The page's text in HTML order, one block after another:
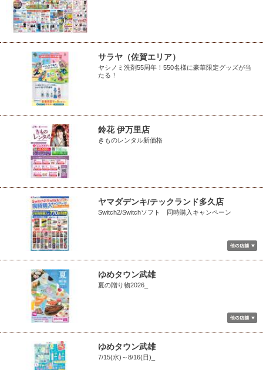
サラヤ（佐賀エリア）
ヤシノミ洗剤55周年！550名様に豪華限定グッズが当
たる！
鈴花 伊万里店
きものレンタル新価格
ヤマダデンキ/テックランド多久店
Switch2/Switchソフト 同時購入キャンペーン
ゆめタウン武雄
夏の贈り物2026_
ゆめタウン武雄
7/15(水)～8/16(日)_